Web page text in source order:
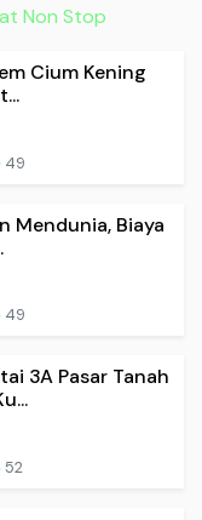
Non Stop
Cium Kening
49
Mendunia, Biaya
49
3A Pasar Tanah
52